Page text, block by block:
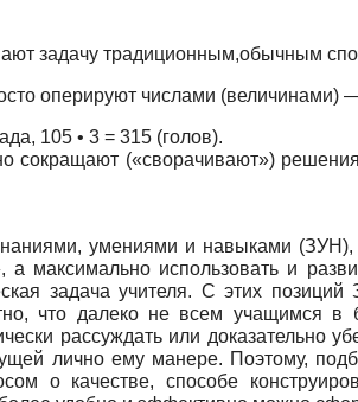
задачу традиционным,обычным
оперируют числами (величинами)
105 • 3 = 315 (голов).
сокращают («сворачивают»)
умениями и навыками (ЗУН),
максимально использовать и
задача учителя. С этих
что далеко не всем учащимся в
рассуждать или доказательно
лично ему манере. Поэтому,
о качестве, способе